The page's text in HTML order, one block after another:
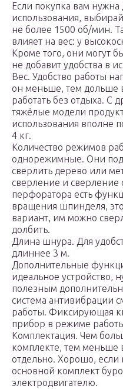
Если покупка вам нужна
использования,
не более 1500 об/мин.
влияет на вес: у
Кроме того, они могут
не добавит удобства в
Вес. Удобство работы
он меньше, тем дольше
работать без отдыха. С
тяжёлые модели
использования вполне
4 кг.
Количество режимов
однорежимные. Они
сверлить дерево или
сверление и сверление
перфоратора есть
вращения шпинделя,
вариант, им можно
долбить.
Длина шнура. Для
длиннее 3 м.
Дополнительные
идеальное устройство,
полезным
система антивибрации
работы. Фиксирующая
прибор в режиме
Комплектация. Чем
комплекте, тем меньше
отдельно. Хорошо, если
основной комплект
электродвигателю.